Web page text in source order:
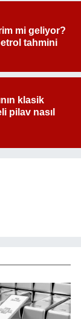
mi geliyor?
tahmini
klasik
pilav nasıl